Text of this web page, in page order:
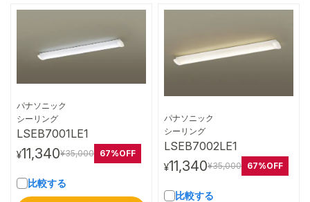
パナソニック
シーリング
LSEB7001LE1
¥11,340¥35,000 67%OFF
比較する
パナソニック
シーリング
LSEB7002LE1
¥11,340¥35,000 67%OFF
比較する